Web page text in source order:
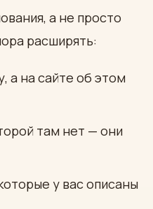
а не просто
расширять:
а на сайте об этом
там нет — они
у вас описаны